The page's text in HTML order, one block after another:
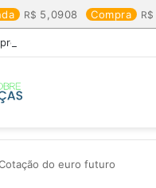
5,0908 Compra
que mais valem a pena
do euro futuro​